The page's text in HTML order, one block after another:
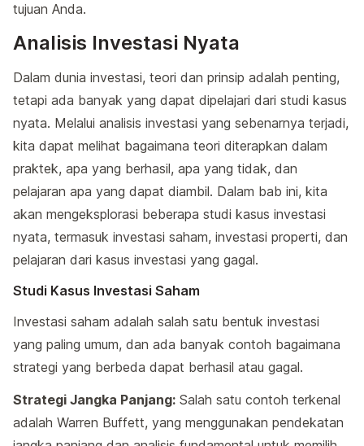
tujuan Anda.
Analisis Investasi Nyata
Dalam dunia investasi, teori dan prinsip adalah penting,
tetapi ada banyak yang dapat dipelajari dari studi kasus
nyata. Melalui analisis investasi yang sebenarnya terjadi,
kita dapat melihat bagaimana teori diterapkan dalam
praktek, apa yang berhasil, apa yang tidak, dan
pelajaran apa yang dapat diambil. Dalam bab ini, kita
akan mengeksplorasi beberapa studi kasus investasi
nyata, termasuk investasi saham, investasi properti, dan
pelajaran dari kasus investasi yang gagal.
Studi Kasus Investasi Saham
Investasi saham adalah salah satu bentuk investasi
yang paling umum, dan ada banyak contoh bagaimana
strategi yang berbeda dapat berhasil atau gagal.
Strategi Jangka Panjang: Salah satu contoh terkenal
adalah Warren Buffett, yang menggunakan pendekatan